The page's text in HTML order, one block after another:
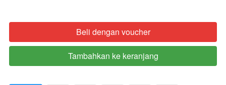
`Beli dengan voucher
`
Tambahkan ke keranjang